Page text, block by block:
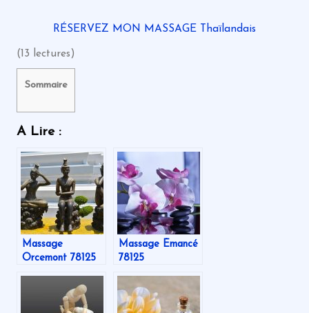
RÉSERVEZ MON MASSAGE Thaïlandais
(13 lectures)
Sommaire
A Lire :
Massage
Orcemont 78125
Massage Émancé
78125